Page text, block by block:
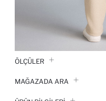
ÖLÇÜLER
MAĞAZADA ARA